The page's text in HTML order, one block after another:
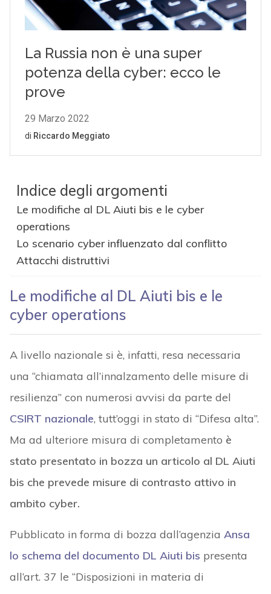
Indice degli argomenti
Le modifiche al DL Aiuti bis e le cyber
operations
Lo scenario cyber influenzato dal conflitto
Attacchi distruttivi
Le modifiche al DL Aiuti bis e le
cyber operations
A livello nazionale si è, infatti, resa necessaria
una “chiamata all’innalzamento delle misure di
resilienza” con numerosi avvisi da parte del
CSIRT nazionale, tutt’oggi in stato di “Difesa alta”.
Ma ad ulteriore misura di completamento è
stato presentato in bozza un articolo al DL Aiuti
bis che prevede misure di contrasto attivo in
ambito cyber.
Pubblicato in forma di bozza dall’agenzia Ansa
lo schema del documento DL Aiuti bis presenta
all’art. 37 le “Disposizioni in materia di